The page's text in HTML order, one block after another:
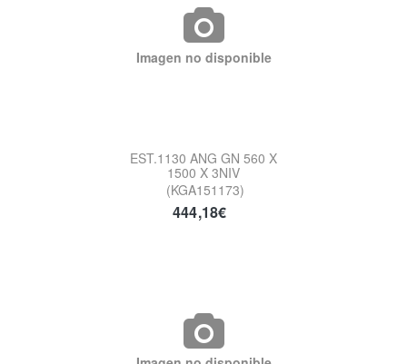
Imagen no disponible
EST.1130 ANG GN 560 X
1500 X 3NIV
(KGA151173)
444,18€